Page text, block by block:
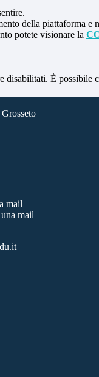
della piattaforma e
potete visionare la
disabilitati. È
mail
mail